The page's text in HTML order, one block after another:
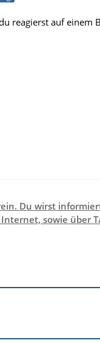
reagierst auf einem
Du wirst
sowie über